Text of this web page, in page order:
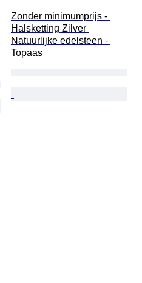
Zonder minimumprijs -
Halsketting Zilver
Natuurlijke edelsteen -
Topaas